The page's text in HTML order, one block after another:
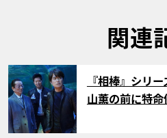
関連
サムネイル
『相棒』シリ
山薫の前に特